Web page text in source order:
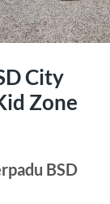
City
Zone
BSD